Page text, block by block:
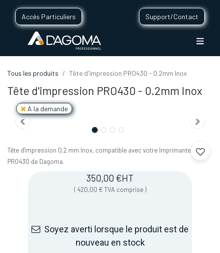
Accès Particuliers Support/Contact
Tous les produits Tête d'impression PRO430 - 0.2mm Inox
Tête d'impression PRO430 - 0.2mm Inox
A la demande
Tête d'impression 0,2 mm Inox, compatible avec votre Imprimante 3D
PRO430 de Dagoma.
350,00 €HT
( 420,00 € TVA comprise )
Soyez averti lorsque le produit est de
nouveau en stock